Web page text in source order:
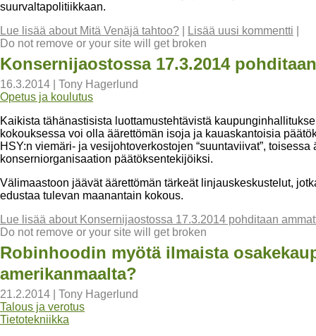
suurvaltapolitiikkaan.
Lue lisää about Mitä Venäjä tahtoo? Lisää uusi kommentti
Do not remove or your site will get broken
Konsernijaostossa 17.3.2014
16.3.2014
Tony Hagerlund
Opetus ja koulutus
Kaikista tähänastisista luottamustehtävistä
kokouksessa voi olla äärettömän isoja ja kauaskantoisia
HSY:n viemäri- ja vesijohtoverkostojen “suuntaviivat”,
konserniorganisaation päätöksentekijöiksi.
Välimaastoon jäävät äärettömän tärkeät linjauskeskustelut,
edustaa tulevan maanantain kokous.
Lue lisää about Konsernijaostossa 17.3.2014 pohditaan
Do not remove or your site will get broken
Robinhoodin myötä ilmaista
amerikanmaalta?
21.2.2014
Tony Hagerlund
Talous ja verotus
Tietotekniikka